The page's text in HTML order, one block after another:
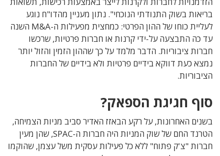
בריאות בשוק התנודתי הנוכחי". נתון מעניין מהדו"ח נוגע
לעליית כוחו של ההון הפרטי: כמחצית מפעילות ה-M&A השנה
עד כה התבצעה על-ידי קרנות או חברות פרטיות, שרכשו
חברות ציבוריות. הדבר מלמד על כך שההון הזמין והזול יותר
נמצא כעת דווקא בידיים פרטיות ולא בידיים של החברות
הציבוריות.
סוף חגיגת הספאק?
בשנים האחרונות, על רקע הבאזז האדיר סביב מניות הצמיחה,
הטרנד החם של שוק המניות היה חברות ה-SPAC, שהן מעין
חברות "צ'ק פתוח" ללא כל פעילות עסקית משל עצמן, שהוקמו